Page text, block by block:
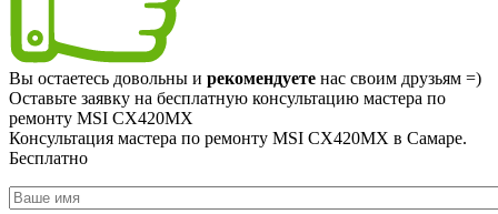
Вы остаетесь довольны и рекомендуете нас своим друзьям =)
Оставьте заявку на бесплатную консультацию мастера по
ремонту MSI CX420MX
Консультация мастера по ремонту MSI CX420MX в Самаре.
Бесплатно